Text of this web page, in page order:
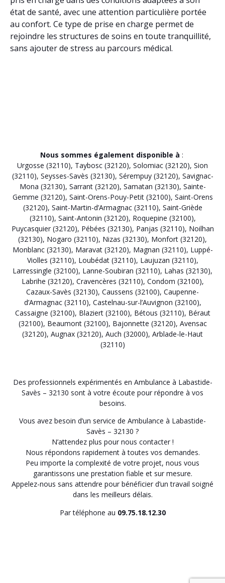
état de santé, avec une attention particulière portée
au confort. Ce type de prise en charge permet de
rejoindre les structures de soins en toute tranquillité,
sans ajouter de stress au parcours médical.
Nous sommes également disponible à :
Urgosse (32110), Taybosc (32120), Solomiac (32120), Sion
(32110), Seysses-Savès (32130), Sérempuy (32120), Savignac-
Mona (32130), Sarrant (32120), Samatan (32130), Sainte-
Gemme (32120), Saint-Orens-Pouy-Petit (32100), Saint-Orens
(32120), Saint-Martin-d’Armagnac (32110), Saint-Griède
(32110), Saint-Antonin (32120), Roquepine (32100),
Puycasquier (32120), Pébées (32130), Panjas (32110), Noilhan
(32130), Nogaro (32110), Nizas (32130), Monfort (32120),
Monblanc (32130), Maravat (32120), Magnan (32110), Luppé-
Violles (32110), Loubédat (32110), Laujuzan (32110),
Larressingle (32100), Lanne-Soubiran (32110), Lahas (32130),
Labrihe (32120), Cravencères (32110), Condom (32100),
Cazaux-Savès (32130), Caussens (32100), Caupenne-
d’Armagnac (32110), Castelnau-sur-l’Auvignon (32100),
Cassaigne (32100), Blaziert (32100), Bétous (32110), Béraut
(32100), Beaumont (32100), Bajonnette (32120), Avensac
(32120), Augnax (32120), Auch (32000), Arblade-le-Haut
(32110)
Des professionnels expérimentés en Ambulance à Labastide-
Savès – 32130 sont à votre écoute pour répondre à vos
besoins.
Vous avez besoin d’un service de Ambulance à Labastide-
Savès – 32130 ?
N’attendez plus pour nous contacter !
Nous répondons rapidement à toutes vos demandes.
Peu importe la complexité de votre projet, nous vous
garantissons une prestation fiable et sur mesure.
Appelez-nous sans attendre pour bénéficier d’un travail soigné
dans les meilleurs délais.
Par téléphone au 09.75.18.12.30